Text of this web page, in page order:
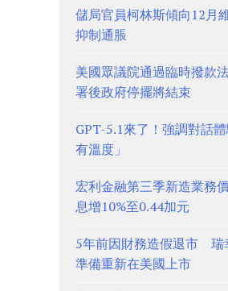
儲局官員柯林斯傾向12
抑制通脹
美國眾議院通過臨時撥款
署後政府停擺將結束
GPT-5.1來了！強調對話
有溫度」
宏利金融第三季新造業務
息增10%至0.44加元
5年前因財務造假退市 瑞
準備重新在美國上市